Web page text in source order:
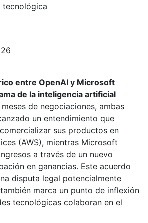
tecnológica
entre OpenAI y Microsoft
de la inteligencia artificial
meses de negociaciones, ambas
un entendimiento que
sus productos en
(AWS), mientras Microsoft
a través de un nuevo
en ganancias. Este acuerdo
disputa legal potencialmente
marca un punto de inflexión
tecnológicas colaboran en el